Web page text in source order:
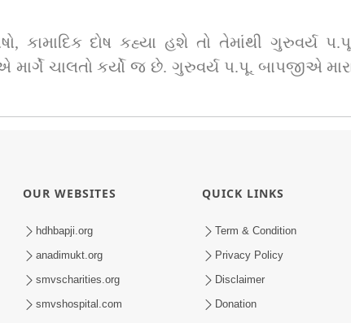
કામાદિક દોષ કહ્યા હશે તો તેમાંથી ગુરુવર્ય
એ માર્ગે ચાલતો કર્યો જ છે. ગુરુવર્ય પ.પૂ. બાપજીએ
OUR WEBSITES
hdhbapji.org
anadimukt.org
smvscharities.org
smvshospital.com
QUICK LINKS
Term & Condition
Privacy Policy
Disclaimer
Donation